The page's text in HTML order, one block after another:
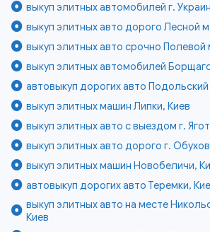
выкуп элитных автомобилей г.
выкуп элитных авто дорого Лесной
выкуп элитных авто срочно Полевой
выкуп элитных автомобилей
автовыкуп дорогих авто
выкуп элитных машин Липки, Киев
выкуп элитных авто с выездом г.
выкуп элитных авто дорого г. Обухов
выкуп элитных машин Новобеличи,
автовыкуп дорогих авто Теремки,
выкуп элитных авто на месте
Киев